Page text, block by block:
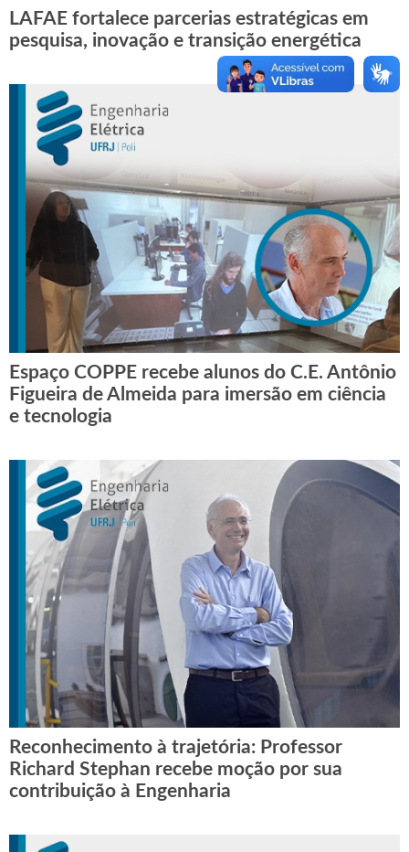
LAFAE fortalece parcerias estratégicas em
pesquisa, inovação e transição energética
Espaço COPPE recebe alunos do C.E. Antônio
Figueira de Almeida para imersão em ciência
e tecnologia
Reconhecimento à trajetória: Professor
Richard Stephan recebe moção por sua
contribuição à Engenharia